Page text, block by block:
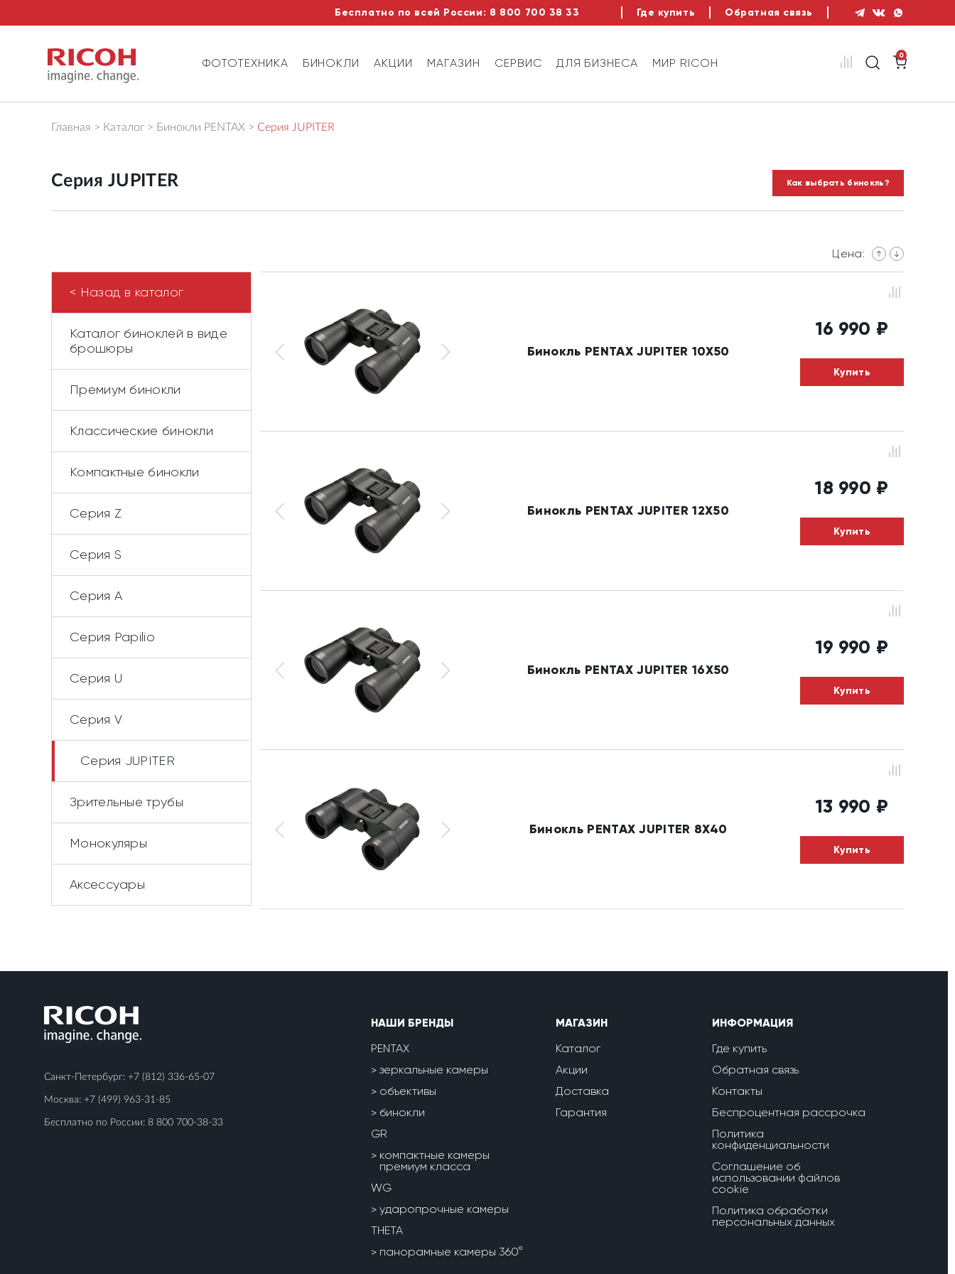
Бесплатно по всей России: 8 800 700 38 33 Где купить Обратная связь
ФОТОТЕХНИКА БИНОКЛИ АКЦИИ МАГАЗИН СЕРВИС ДЛЯ БИЗНЕСА МИР RICOH
0
Главная Каталог Бинокли PENTAX Cерия JUPITER
Cерия JUPITER Как выбрать бинокль?
Цена:
< Назад в каталог
Каталог биноклей в виде
брошюры
Премиум бинокли
Классические бинокли
Компактные бинокли
Серия Z
Серия S
Серия А
Cерия Papilio
Серия U
Серия V
Cерия JUPITER
Зрительные трубы
Монокуляры
Аксессуары
Бинокль PENTAX JUPITER 10X50
16 990 ₽
Купить
Бинокль PENTAX JUPITER 12X50
18 990 ₽
Купить
Бинокль PENTAX JUPITER 16X50
19 990 ₽
Купить
Бинокль PENTAX JUPITER 8X40
13 990 ₽
Купить
Санкт-Петербург: +7 (812) 336-65-07
Москва: +7 (499) 963-31-85
Бесплатно по России: 8 800 700-38-33
НАШИ БРЕНДЫ
PENTAX
зеркальные камеры
объективы
бинокли
GR
компактные камеры
премиум класса
WG
ударопрочные камеры
THETA
панорамные камеры 360°
МАГАЗИН
Каталог
Акции
Доставка
Гарантия
ИНФОРМАЦИЯ
Где купить
Обратная связь
Контакты
Беспроцентная рассрочка
Политика
конфиденциальности
Соглашение об
использовании файлов
cookie
Политика обработки
персональных данных